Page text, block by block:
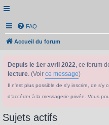
FAQ
Accueil du forum
Depuis le 1er avril 2022, ce forum
lecture. (Voir ce message)
Il n'est plus possible de s'y inscrire, de s'y
d'accéder à la messagerie privée. Vous
Sujets actifs